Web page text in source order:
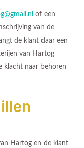
of een
van de
de klant daar een
van Hartog
klacht naar behoren
Hartog en de klant